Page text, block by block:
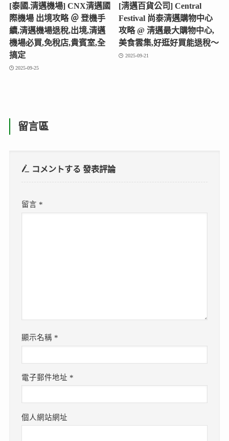
[泰國.清邁機場] CNX清邁國
際機場 出境攻略 ＠ 登機手
續,清邁機場退稅,出境,清邁
機場必買,免稅店,貴賓室,全
搞定
2025-09-25
[淸邁百貨公司] Central
Festival 尚泰清邁購物中心
攻略 @ 淸邁最大購物中心,
美食雲集,好逛好買能退稅～
2025-09-21
留言區
コメントする發表評論
留言 *
顯示名稱 *
電子郵件地址 *
個人網站網址